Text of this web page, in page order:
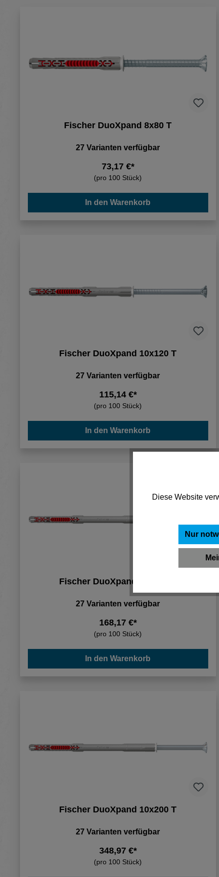
Fischer DuoXpand 8x80 T
27 Varianten verfügbar
73,17 €*
(pro 100 Stück)
In den Warenkorb
Fischer DuoXpand 10x120 T
27 Varianten verfügbar
115,14 €*
(pro 100 Stück)
In den Warenkorb
Fischer DuoXpand 10x160 T
27 Varianten verfügbar
168,17 €*
(pro 100 Stück)
In den Warenkorb
Fischer DuoXpand 10x200 T
27 Varianten verfügbar
348,97 €*
(pro 100 Stück)
Diese Website
Nur